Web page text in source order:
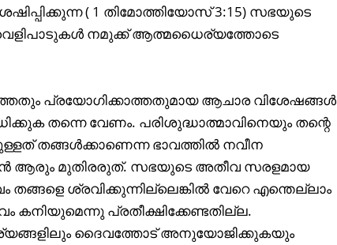
( 1 തിമോത്തിയോസ് 3:15) സഭയുടെ
നമുക്ക് ആത്മധൈര്യത്തോടെ
പ്രയോഗിക്കാത്തതുമായ ആചാര വിശേഷങ്ങൾ
തന്നെ വേണം. പരിശുദ്ധാത്മാവിനെയും തന്റെ
തങ്ങൾക്കാണെന്ന ഭാവത്തിൽ നവീന
ആരും മുതിരരുത്. സഭയുടെ അതീവ സരളമായ
ശ്രവിക്കുന്നില്ലെങ്കിൽ വേറെ എന്തെല്ലാം
പ്രതീക്ഷിക്കേണ്ടതില്ല.
ദൈവത്തോട് അനുയോജിക്കുകയും